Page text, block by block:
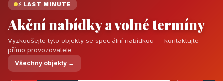
⚡ LAST MINUTE
Akční nabídky a volné termíny
Vyzkoušejte tyto objekty se speciální nabídkou — kontaktujte
přímo provozovatele
Všechny objekty →